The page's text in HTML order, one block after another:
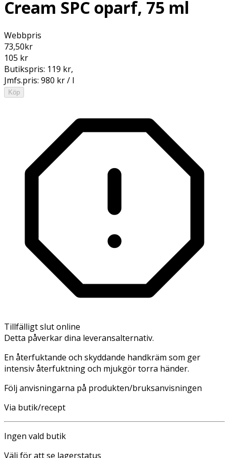
Cream SPC oparf, 75 ml
Webbpris
73,50kr
105 kr
Butikspris: 119 kr,
Jmfs.pris: 980 kr / l
Köp
Tillfälligt slut online
Detta påverkar dina leveransalternativ.
En återfuktande och skyddande handkräm som ger
intensiv återfuktning och mjukgör torra händer.
Följ anvisningarna på produkten/bruksanvisningen
Via butik/recept
Ingen vald butik
Välj för att se lagerstatus